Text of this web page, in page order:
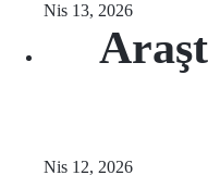
Nis 13, 2026
Nis 12, 2026